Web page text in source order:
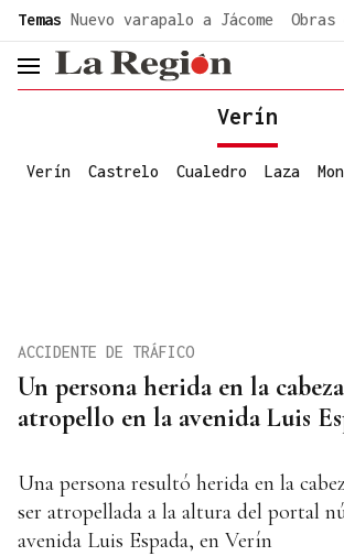
Temas Nuevo varapalo a Jácome
header.menu.open
Verín
Verín Castrelo Cualedro Laza
Un persona herida en la
atropello en la avenida Luis
ACCIDENTE DE TRÁFICO
Una persona resultó herida en la
ser atropellada a la altura del portal
avenida Luis Espada, en Verín